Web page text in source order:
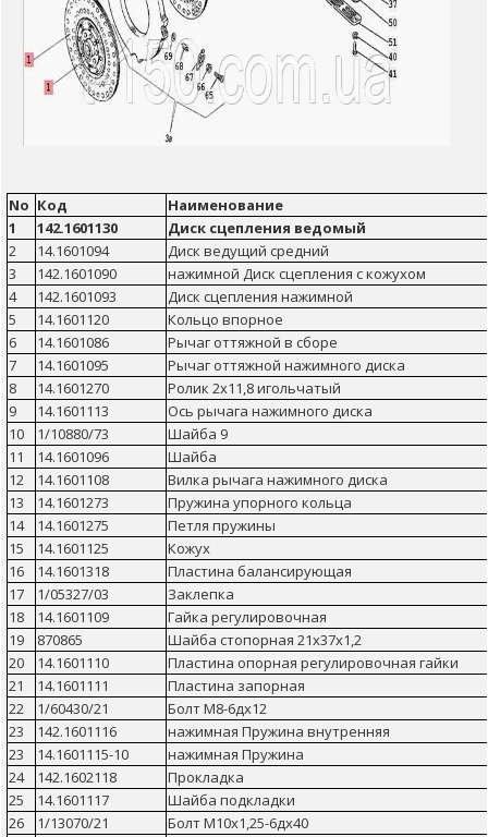
No Код
Наименование
1
142.1601130
Диск сцепления ведомый
2
14.1601094
Диск ведущий средний
3
142.1601090
нажимной Диск сцепления с кожухом
4
142.1601093
Диск сцепления нажимной
5
14.1601120
Кольцо впорное
6
14.1601086
Рычаг оттяжной в сборе
7
14.1601095
Рычаг оттяжной нажимного диска
8
14.1601270
Ролик 2х11,8 игольчатый
9
14.1601113
Ось рычага нажимного диска
10
1/10880/73
Шайба 9
11
14.1601096
Шайба
12
14.1601108
Вилка рычага нажимного диска
13
14.1601273
Пружина упорного кольца
14
14.1601275
Петля пружины
15
14.1601125
Кожух
16
14.1601318
Пластина балансирующая
17
1/05327/03
Заклепка
18
14.1601109
Гайка регулировочная
19
870865
Шайба стопорная 21х37х1,2
20
14.1601110
Пластина опорная регулировочная гайки
21
14.1601111
Пластина запорная
22
1/60430/21
Болт М8-6дх12
23
142.1601116
нажимная Пружина внутренняя
23
14.1601115-10
нажимная Пружина
24
142.1602118
Прокладка
25
14.1601117
Шайба подкладки
26
1/13070/21
Болт М10х1,25-6дх40